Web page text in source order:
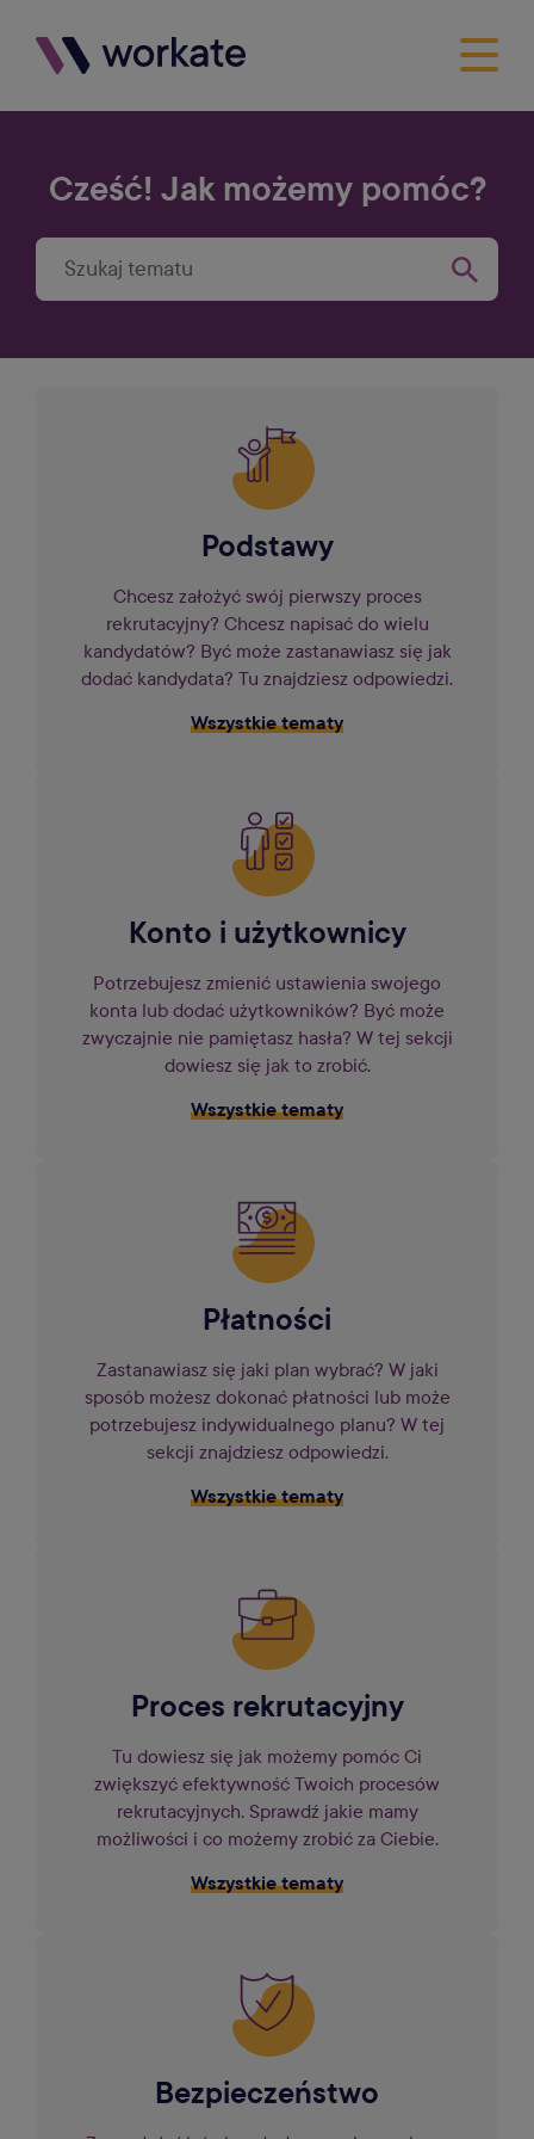
Cześć! Jak możemy pomóc?
Podstawy
Chcesz założyć swój pierwszy proces
rekrutacyjny? Chcesz napisać do wielu
kandydatów? Być może zastanawiasz się jak
dodać kandydata? Tu znajdziesz odpowiedzi.
Wszystkie tematy
Konto i użytkownicy
Potrzebujesz zmienić ustawienia swojego
konta lub dodać użytkowników? Być może
zwyczajnie nie pamiętasz hasła? W tej sekcji
dowiesz się jak to zrobić.
Wszystkie tematy
Płatności
Zastanawiasz się jaki plan wybrać? W jaki
sposób możesz dokonać płatności lub może
potrzebujesz indywidualnego planu? W tej
sekcji znajdziesz odpowiedzi.
Wszystkie tematy
Proces rekrutacyjny
Tu dowiesz się jak możemy pomóc Ci
zwiększyć efektywność Twoich procesów
rekrutacyjnych. Sprawdź jakie mamy
możliwości i co możemy zrobić za Ciebie.
Wszystkie tematy
Bezpieczeństwo